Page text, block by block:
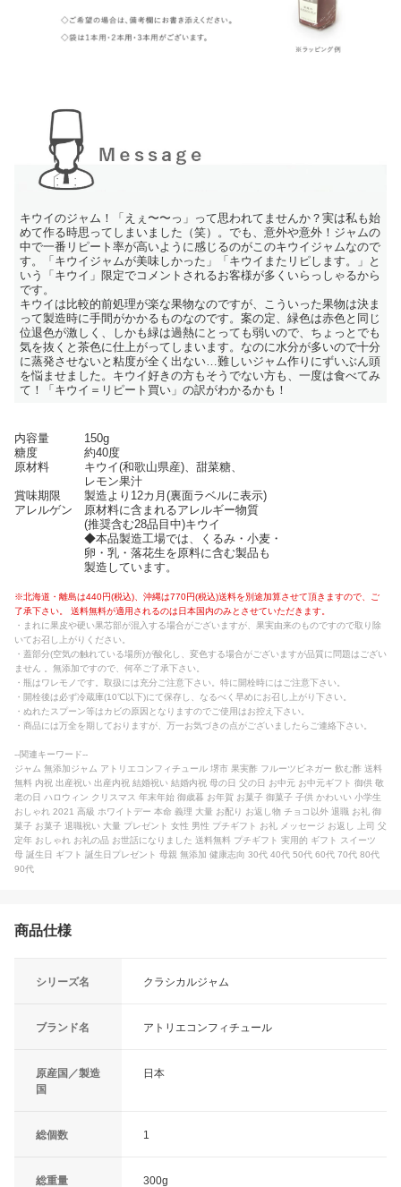
キウイのジャム！「えぇ〜〜っ」って思われてませんか？実は私も始
めて作る時思ってしまいました（笑）。でも、意外や意外！ジャムの
中で一番リピート率が高いように感じるのがこのキウイジャムなので
す。「キウイジャムが美味しかった」「キウイまたリピします。」と
いう「キウイ」限定でコメントされるお客様が多くいらっしゃるから
です。
キウイは比較的前処理が楽な果物なのですが、こういった果物は決ま
って製造時に手間がかかるものなのです。案の定、緑色は赤色と同じ
位退色が激しく、しかも緑は過熱にとっても弱いので、ちょっとでも
気を抜くと茶色に仕上がってしまいます。なのに水分が多いので十分
に蒸発させないと粘度が全く出ない…難しいジャム作りにずいぶん頭
を悩ませました。キウイ好きの方もそうでない方も、一度は食べてみ
て！「キウイ＝リピート買い」の訳がわかるかも！
内容量 150g
糖度 約40度
原材料 キウイ(和歌山県産)、甜菜糖、
レモン果汁
賞味期限 製造より12カ月(裏面ラベルに表示)
アレルゲン 原材料に含まれるアレルギー物質
(推奨含む28品目中)キウイ
◆本品製造工場では、くるみ・小麦・
卵・乳・落花生を原料に含む製品も
製造しています。
※北海道・離島は440円(税込)、沖縄は770円(税込)送料を別途加算させて頂きますので、ご
了承下さい。 送料無料が適用されるのは日本国内のみとさせていただきます。
・まれに果皮や硬い果芯部が混入する場合がございますが、果実由来のものですので取り除
いてお召し上がりください。
・蓋部分(空気の触れている場所)が酸化し、変色する場合がございますが品質に問題はござい
ません 。無添加ですので、何卒ご了承下さい。
・瓶はワレモノです。取扱には充分ご注意下さい。特に開栓時にはご注意下さい。
・開栓後は必ず冷蔵庫(10℃以下)にて保存し、なるべく早めにお召し上がり下さい。
・ぬれたスプーン等はカビの原因となりますのでご使用はお控え下さい。
・商品には万全を期しておりますが、万一お気づきの点がございましたらご連絡下さい。
--関連キーワード--
ジャム 無添加ジャム アトリエコンフィチュール 堺市 果実酢 フルーツビネガー 飲む酢 送料
無料 内祝 出産祝い 出産内祝 結婚祝い 結婚内祝 母の日 父の日 お中元 お中元ギフト 御供 敬
老の日 ハロウィン クリスマス 年末年始 御歳暮 お年賀 お菓子 御菓子 子供 かわいい 小学生
おしゃれ 2021 高級 ホワイトデー 本命 義理 大量 お配り お返し物 チョコ以外 退職 お礼 御
菓子 お菓子 退職祝い 大量 プレゼント 女性 男性 プチギフト お礼 メッセージ お返し 上司 父
定年 おしゃれ お礼の品 お世話になりました 送料無料 プチギフト 実用的 ギフト スイーツ
母 誕生日 ギフト 誕生日プレゼント 母親 無添加 健康志向 30代 40代 50代 60代 70代 80代
90代
商品仕様
シリーズ名 クラシカルジャム
ブランド名 アトリエコンフィチュール
原産国／製造
国
日本
総個数 1
総重量 300g